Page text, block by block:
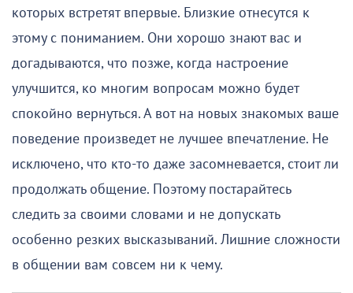
которых встретят впервые. Близкие отнесутся к
этому с пониманием. Они хорошо знают вас и
догадываются, что позже, когда настроение
улучшится, ко многим вопросам можно будет
спокойно вернуться. А вот на новых знакомых ваше
поведение произведет не лучшее впечатление. Не
исключено, что кто-то даже засомневается, стоит ли
продолжать общение. Поэтому постарайтесь
следить за своими словами и не допускать
особенно резких высказываний. Лишние сложности
в общении вам совсем ни к чему.